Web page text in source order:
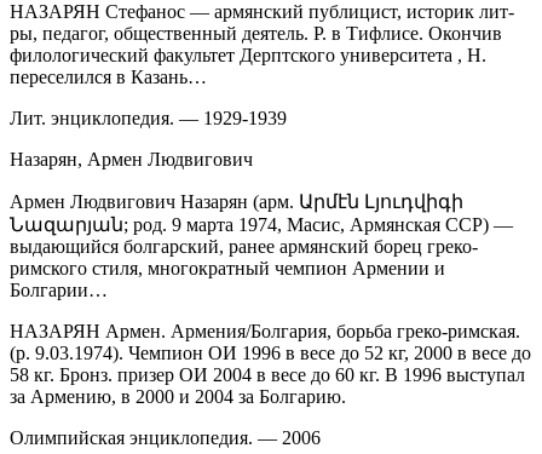
НАЗАРЯН Стефанос — армянский публицист, историк лит-
ры, педагог, общественный деятель. Р. в Тифлисе. Окончив
филологический факультет Дерптского университета , Н.
переселился в Казань…
Лит. энциклопедия. — 1929-1939
Назарян, Армен Людвигович
Армен Людвигович Назарян (арм. Արմէն Լյուդվիգի
Նազարյան; род. 9 марта 1974, Масис, Армянская ССР) —
выдающийся болгарский, ранее армянский борец греко-
римского стиля, многократный чемпион Армении и
Болгарии…
НАЗАРЯН Армен. Армения/Болгария, борьба греко-римская.
(р. 9.03.1974). Чемпион ОИ 1996 в весе до 52 кг, 2000 в весе до
58 кг. Бронз. призер ОИ 2004 в весе до 60 кг. В 1996 выступал
за Армению, в 2000 и 2004 за Болгарию.
Олимпийская энциклопедия. — 2006